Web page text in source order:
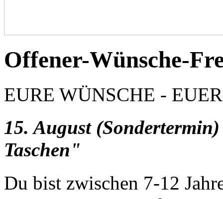
Offener-Wünsche-
EURE WÜNSCHE -
15. August
Taschen"
Du bist zwischen 7-12